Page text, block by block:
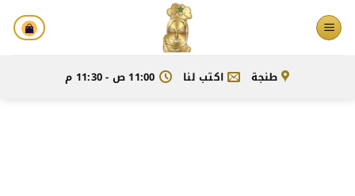
تخطي
للمحتوى
طنجة اكتب لنا 11:00 ص - 11:30 م